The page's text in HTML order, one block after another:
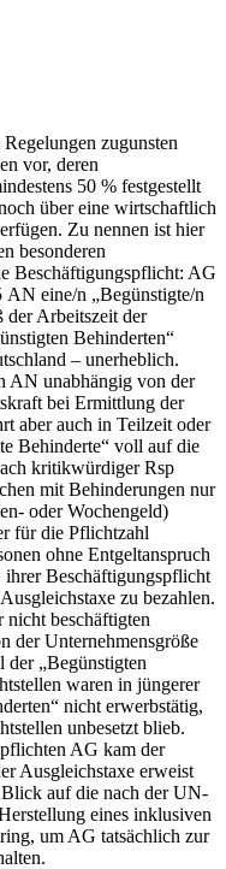
zugunsten
vor, deren
50 % festgestellt
über eine wirtschaftlich
Zu nennen ist hier
besonderen
Beschäftigungspflicht: AG
eine/n „Begünstigte/n
der Arbeitszeit der
Behinderten“
– unerheblich.
AN unabhängig von der
bei Ermittlung der
aber auch in Teilzeit oder
Behinderte“ voll auf die
kritikwürdiger Rsp
mit Behinderungen nur
oder Wochengeld)
für die Pflichtzahl
ohne Entgeltanspruch
ihrer Beschäftigungspflicht
zu bezahlen.
beschäftigten
der Unternehmensgröße
der „Begünstigten
waren in jüngerer
nicht erwerbstätig,
unbesetzt blieb.
AG kam der
Ausgleichstaxe erweist
auf die nach der UN-
eines inklusiven
um AG tatsächlich zur